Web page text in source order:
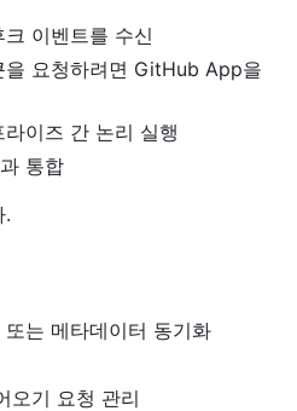
이벤트를 수신
을 요청하려면 GitHub App을
이즈 간 논리 실행
통합
.
는 메타데이터 동기화
오기 요청 관리